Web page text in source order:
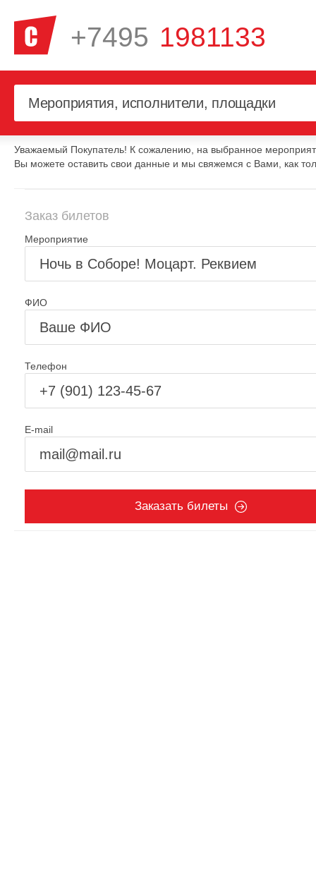
+7495 1981133
Уважаемый Покупатель! К сожалению, на выбранное
Вы можете оставить свои данные и мы свяжемся с Вами, как
Заказ билетов
Мероприятие
ФИО
Телефон
E-mail
Заказать билеты